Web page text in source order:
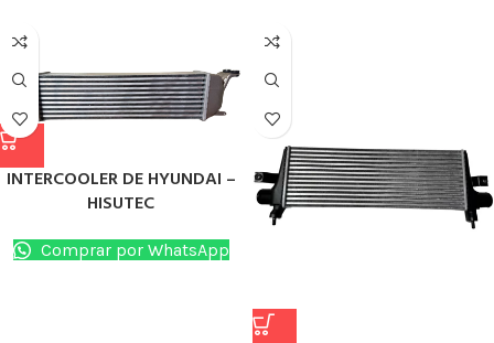
INTERCOOLER DE HYUNDAI –
HISUTEC
Comprar por WhatsApp